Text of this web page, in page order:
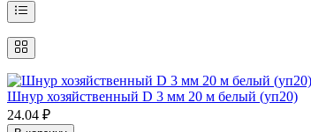
Шнур хозяйственный D 3 мм 20 м белый (уп20)
24.04 ₽